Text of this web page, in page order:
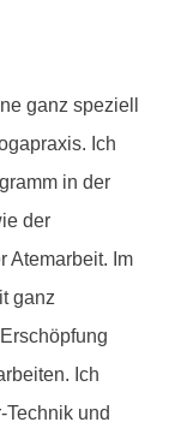
ganz speziell
Ich
in der
der
Atemarbeit. Im
ganz
Ich
und